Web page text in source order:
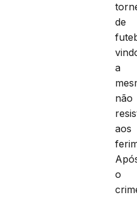
de
a
não
aos
o